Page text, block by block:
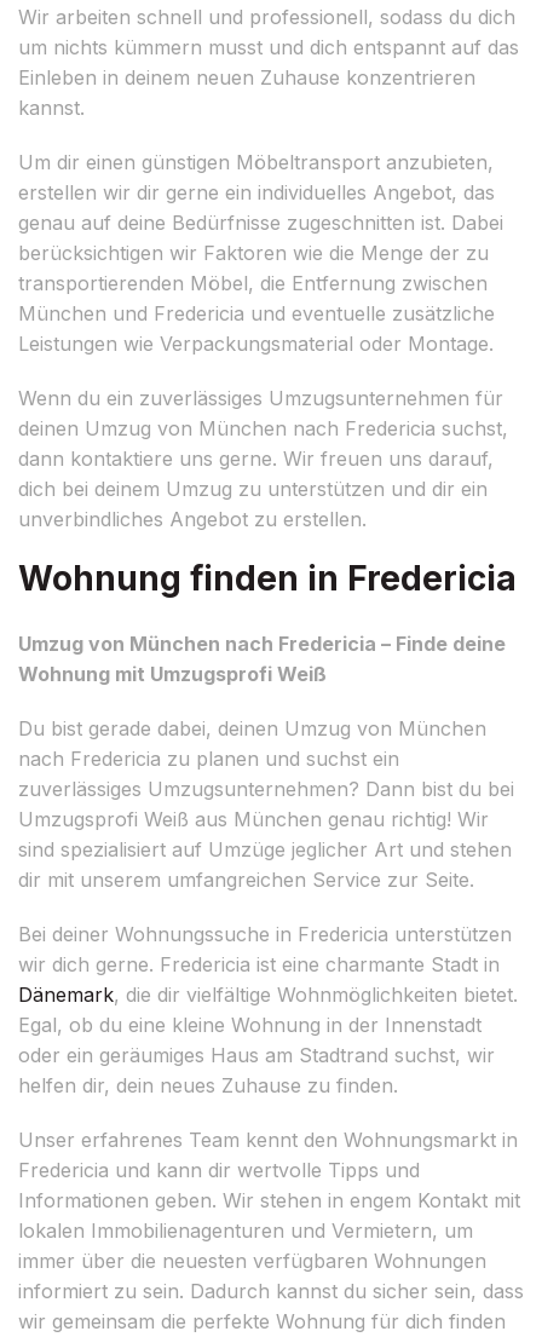
Wir arbeiten schnell und professionell, sodass du dich
um nichts kümmern musst und dich entspannt auf das
Einleben in deinem neuen Zuhause konzentrieren
kannst.
Um dir einen günstigen Möbeltransport anzubieten,
erstellen wir dir gerne ein individuelles Angebot, das
genau auf deine Bedürfnisse zugeschnitten ist. Dabei
berücksichtigen wir Faktoren wie die Menge der zu
transportierenden Möbel, die Entfernung zwischen
München und Fredericia und eventuelle zusätzliche
Leistungen wie Verpackungsmaterial oder Montage.
Wenn du ein zuverlässiges Umzugsunternehmen für
deinen Umzug von München nach Fredericia suchst,
dann kontaktiere uns gerne. Wir freuen uns darauf,
dich bei deinem Umzug zu unterstützen und dir ein
unverbindliches Angebot zu erstellen.
Wohnung finden in Fredericia
Umzug von München nach Fredericia – Finde deine
Wohnung mit Umzugsprofi Weiß
Du bist gerade dabei, deinen Umzug von München
nach Fredericia zu planen und suchst ein
zuverlässiges Umzugsunternehmen? Dann bist du bei
Umzugsprofi Weiß aus München genau richtig! Wir
sind spezialisiert auf Umzüge jeglicher Art und stehen
dir mit unserem umfangreichen Service zur Seite.
Bei deiner Wohnungssuche in Fredericia unterstützen
wir dich gerne. Fredericia ist eine charmante Stadt in
Dänemark, die dir vielfältige Wohnmöglichkeiten bietet.
Egal, ob du eine kleine Wohnung in der Innenstadt
oder ein geräumiges Haus am Stadtrand suchst, wir
helfen dir, dein neues Zuhause zu finden.
Unser erfahrenes Team kennt den Wohnungsmarkt in
Fredericia und kann dir wertvolle Tipps und
Informationen geben. Wir stehen in engem Kontakt mit
lokalen Immobilienagenturen und Vermietern, um
immer über die neuesten verfügbaren Wohnungen
informiert zu sein. Dadurch kannst du sicher sein, dass
wir gemeinsam die perfekte Wohnung für dich finden